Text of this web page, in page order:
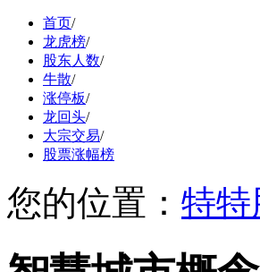
首页/
龙虎榜/
股东人数/
牛散/
涨停板/
龙回头/
大宗交易/
股票涨幅榜
您的位置： 特特